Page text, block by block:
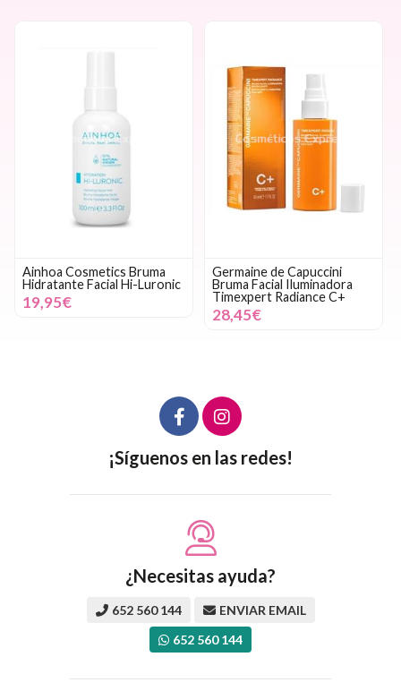
Ainhoa Cosmetics Bruma
Hidratante Facial Hi-Luronic
19,95€
Germaine de Capuccini
Bruma Facial Iluminadora
Timexpert Radiance C+
28,45€
¡Síguenos en las redes!
¿Necesitas ayuda?
652 560 144
ENVIAR EMAIL
652 560 144